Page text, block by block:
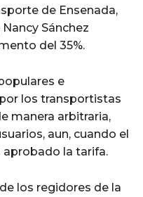
de Ensenada,
Sánchez
del 35%.
e
los transportistas
manera arbitraria,
aun, cuando el
aprobado la tarifa.
los regidores de la